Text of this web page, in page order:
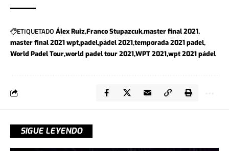
ETIQUETADO Álex RuizFranco Stupazcukmaster final 2021
master final 2021 wptpadelpádel 2021temporada 2021 padel
World Padel Tourworld padel tour 2021WPT 2021wpt 2021 pádel
SIGUE LEYENDO